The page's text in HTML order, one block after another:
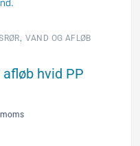
, VAND OG AFLØB
hvid PP